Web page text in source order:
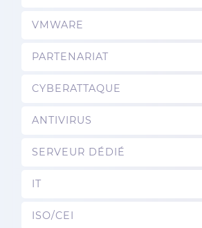
VMWARE
PARTENARIAT
CYBERATTAQUE
ANTIVIRUS
SERVEUR DÉDIÉ
IT
ISO/CEI